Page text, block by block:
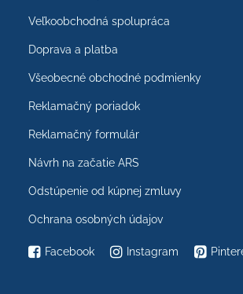
Veľkoobchodná spolupráca
Doprava a platba
Všeobecné obchodné podmienky
Reklamačný poriadok
Reklamačný formulár
Návrh na začatie ARS
Odstúpenie od kúpnej zmluvy
Ochrana osobných údajov
Facebook Instagram